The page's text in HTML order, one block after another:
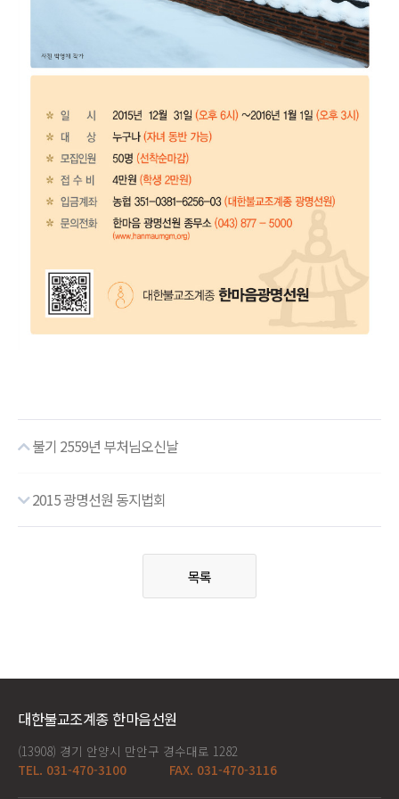
불기 2559년 부처님오신날
2015 광명선원 동지법회
목록
대한불교조계종 한마음선원
(13908) 경기 안양시 만안구 경수대로 1282
TEL. 031-470-3100
FAX. 031-470-3116